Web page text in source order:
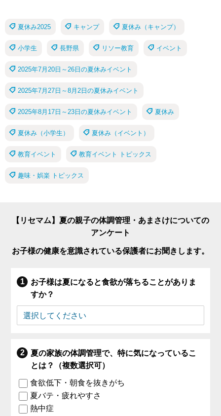
夏休み2025 キャンプ 夏休み（キャンプ）
小学生 長野県 リソー教育 イベント
2025年7月20日～26日の夏休みイベント
2025年7月27日～8月2日の夏休みイベント
2025年8月17日～23日の夏休みイベント 夏休み
夏休み（小学生） 夏休み（イベント）
教育イベント 教育イベント トピックス
趣味・娯楽 トピックス
【リセマム】夏の親子の体調管理・あまさけについての
アンケート
お子様の健康を意識されている保護者にお聞きします。
お子様は夏になると食欲が落ちることがありま
すか？
夏の家族の体調管理で、特に気になっているこ
とは？（複数選択可）
食欲低下・朝食を抜きがち
夏バテ・疲れやすさ
熱中症